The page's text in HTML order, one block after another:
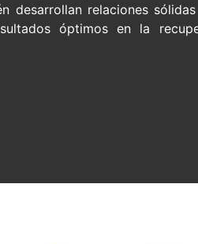
desarrollan relaciones
óptimosen la